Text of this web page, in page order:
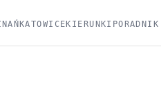
KATOWICEKIERUNKI PORADNIK